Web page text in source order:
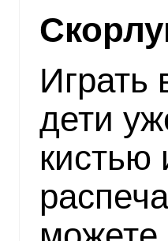
Играть
дети
кистью